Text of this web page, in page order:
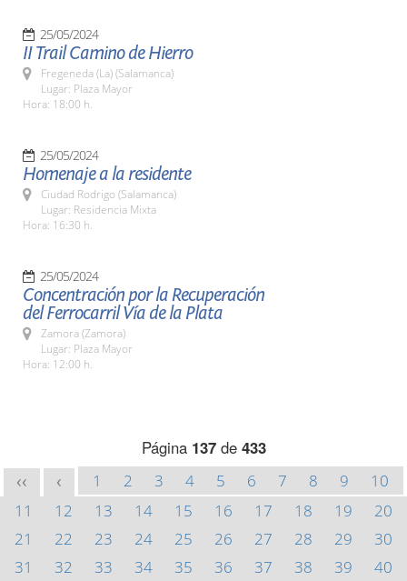
25/05/2024
II Trail Camino de Hierro
Fregeneda (La) (Salamanca)
Lugar: Plaza Mayor
Hora: 18:00 h.
25/05/2024
Homenaje a la residente
Ciudad Rodrigo (Salamanca)
Lugar: Residencia Mixta
Hora: 16:30 h.
25/05/2024
Concentración por la Recuperación
del Ferrocarril Vía de la Plata
Zamora (Zamora)
Lugar: Plaza Mayor
Hora: 12:00 h.
Página 137de 433
<< < 1 2 3 4 5 6 7 8 9
10
11
12 13 14 15 16 17 18 19
20
21
22 23 24 25 26 27 28 29
30
31
32 33 34 35 36 37 38 39
40